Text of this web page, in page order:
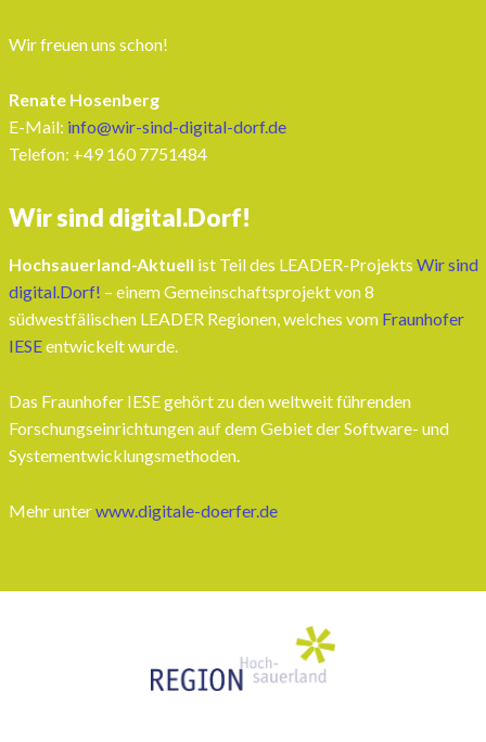
Wir freuen uns schon!
Renate Hosenberg
E-Mail: info@wir-sind-digital-dorf.de
Telefon: ‭+49 160 7751484‬
Wir sind digital.Dorf!
Hochsauerland-Aktuell ist Teil des LEADER-Projekts Wir sind
digital.Dorf! – einem Gemeinschaftsprojekt von 8
südwestfälischen LEADER Regionen, welches vom Fraunhofer
IESEentwickelt wurde.
Das Fraunhofer IESE gehört zu den weltweit führenden
Forschungseinrichtungen auf dem Gebiet der Software- und
Systementwicklungsmethoden.
Mehr unterwww.digitale-doerfer.de